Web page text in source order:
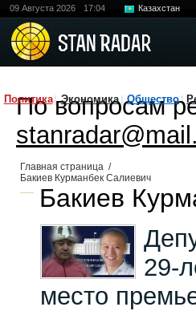
09 Августа 2026 17:04 Казахстан
Политика Экономика Общество
По вопросам
Главная страница /
Бакиев Курманбек Салиевич
Бакиев
29-
место